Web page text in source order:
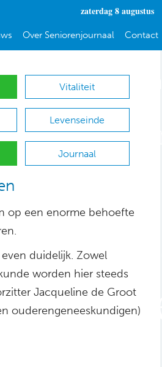
zaterdag 8 augustus
Over Seniorenjournaal Contact
Vitaliteit
Levenseinde
Journaal
op een enorme behoefte
duidelijk. Zowel
worden hier steeds
Jacqueline de Groot
ouderengeneeskundigen)